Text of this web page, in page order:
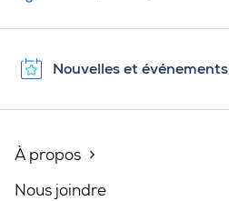
Nouvelles et événements
À propos
Fermé
Nous joindre